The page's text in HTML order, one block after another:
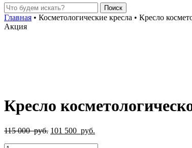
Главная • Косметологические кресла • Кресло
Акция
Кресло
115 000руб. Первоначальная
101 500 руб.